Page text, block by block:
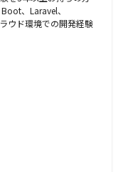
、Laravel、
ウド環境での開発経験